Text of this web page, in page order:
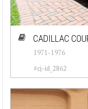
CADILLAC
1971-1976
#cj-id_2862